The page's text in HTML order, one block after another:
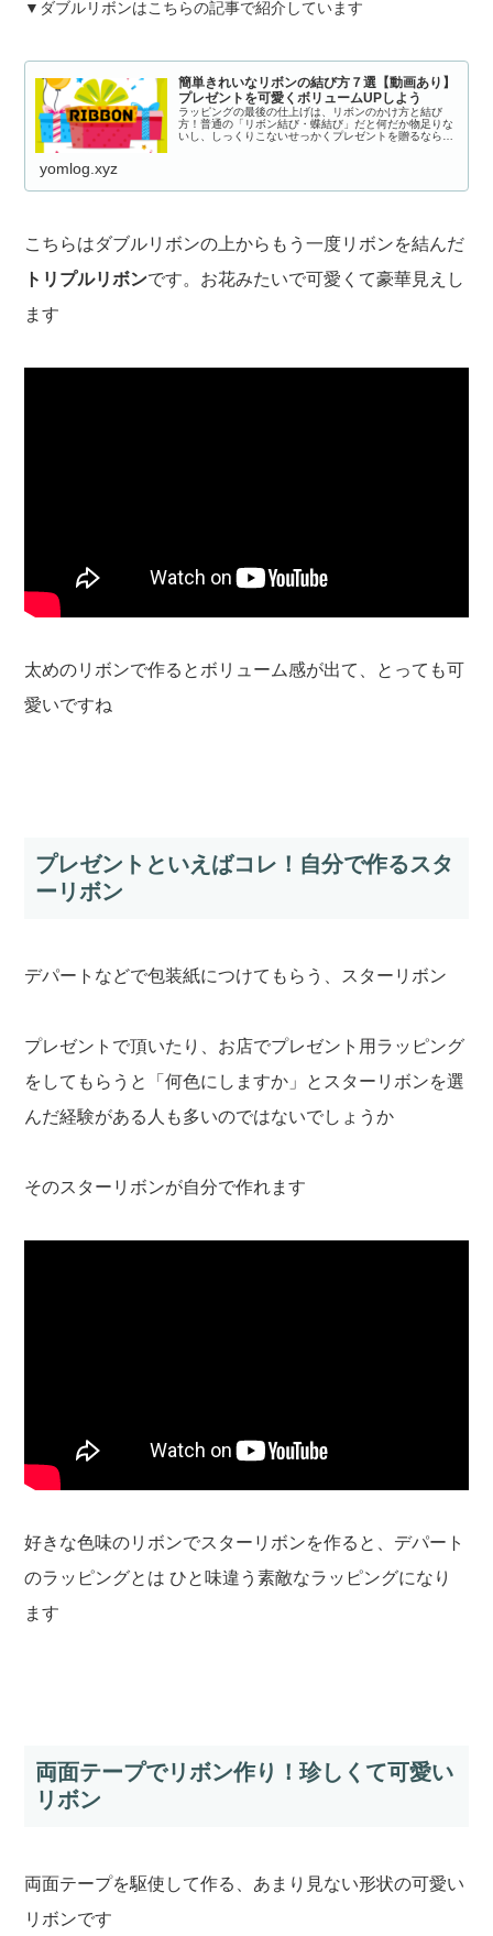
▼ダブルリボンはこちらの記事で紹介しています
簡単きれいなリボンの結び方７選【動画あり】
プレゼントを可愛くボリュームUPしよう
ラッピングの最後の仕上げは、リボンのかけ方と結び
方！普通の「リボン結び・蝶結び」だと何だか物足りな
いし、しっくりこないせっかくプレゼントを贈るなら、
yomlog.xyz
こちらはダブルリボンの上からもう一度リボンを結んだ
トリプルリボンです。お花みたいで可愛くて豪華見えし
ます
太めのリボンで作るとボリューム感が出て、とっても可
愛いですね
プレゼントといえばコレ！自分で作るスタ
ーリボン
デパートなどで包装紙につけてもらう、スターリボン
プレゼントで頂いたり、お店でプレゼント用ラッピング
をしてもらうと「何色にしますか」とスターリボンを選
んだ経験がある人も多いのではないでしょうか
そのスターリボンが自分で作れます
好きな色味のリボンでスターリボンを作ると、デパート
のラッピングとは ひと味違う素敵なラッピングになり
ます
両面テープでリボン作り！珍しくて可愛い
リボン
両面テープを駆使して作る、あまり見ない形状の可愛い
リボンです